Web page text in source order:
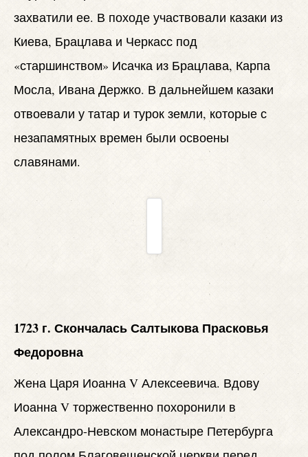
захватили ее. В походе участвовали казаки из
Киева, Брацлава и Черкасс под
«старшинством» Исачка из Брацлава, Карпа
Мосла, Ивана Держко. В дальнейшем казаки
отвоевали у татар и турок земли, которые с
незапамятных времен были освоены
славянами.
1723 г. Скончалась Салтыкова Прасковья
Федоровна
Жена Царя Иоанна V Алексеевича. Вдову
Иоанна V торжественно похоронили в
Александро-Невском монастыре Петербурга